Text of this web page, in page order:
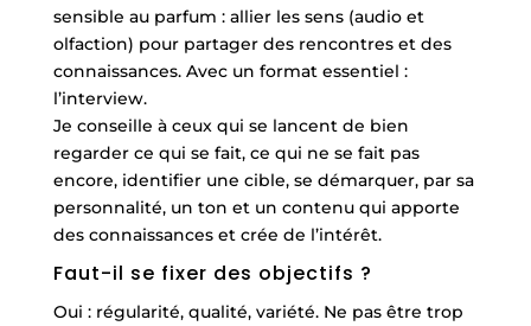
sensible au parfum : allier les sens (audio et
olfaction) pour partager des rencontres et des
connaissances. Avec un format essentiel :
l’interview.
Je conseille à ceux qui se lancent de bien
regarder ce qui se fait, ce qui ne se fait pas
encore, identifier une cible, se démarquer, par sa
personnalité, un ton et un contenu qui apporte
des connaissances et crée de l’intérêt.
Faut-il se fixer des objectifs ?
Oui : régularité, qualité, variété. Ne pas être trop